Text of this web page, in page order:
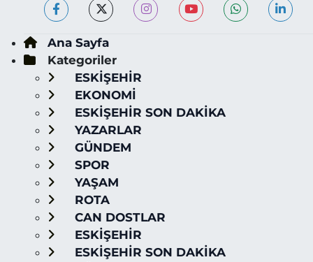
Ana Sayfa
Kategoriler
ESKİŞEHİR
EKONOMİ
ESKİŞEHİR SON DAKİKA
YAZARLAR
GÜNDEM
SPOR
YAŞAM
ROTA
CAN DOSTLAR
ESKİŞEHİR
ESKİŞEHİR SON DAKİKA